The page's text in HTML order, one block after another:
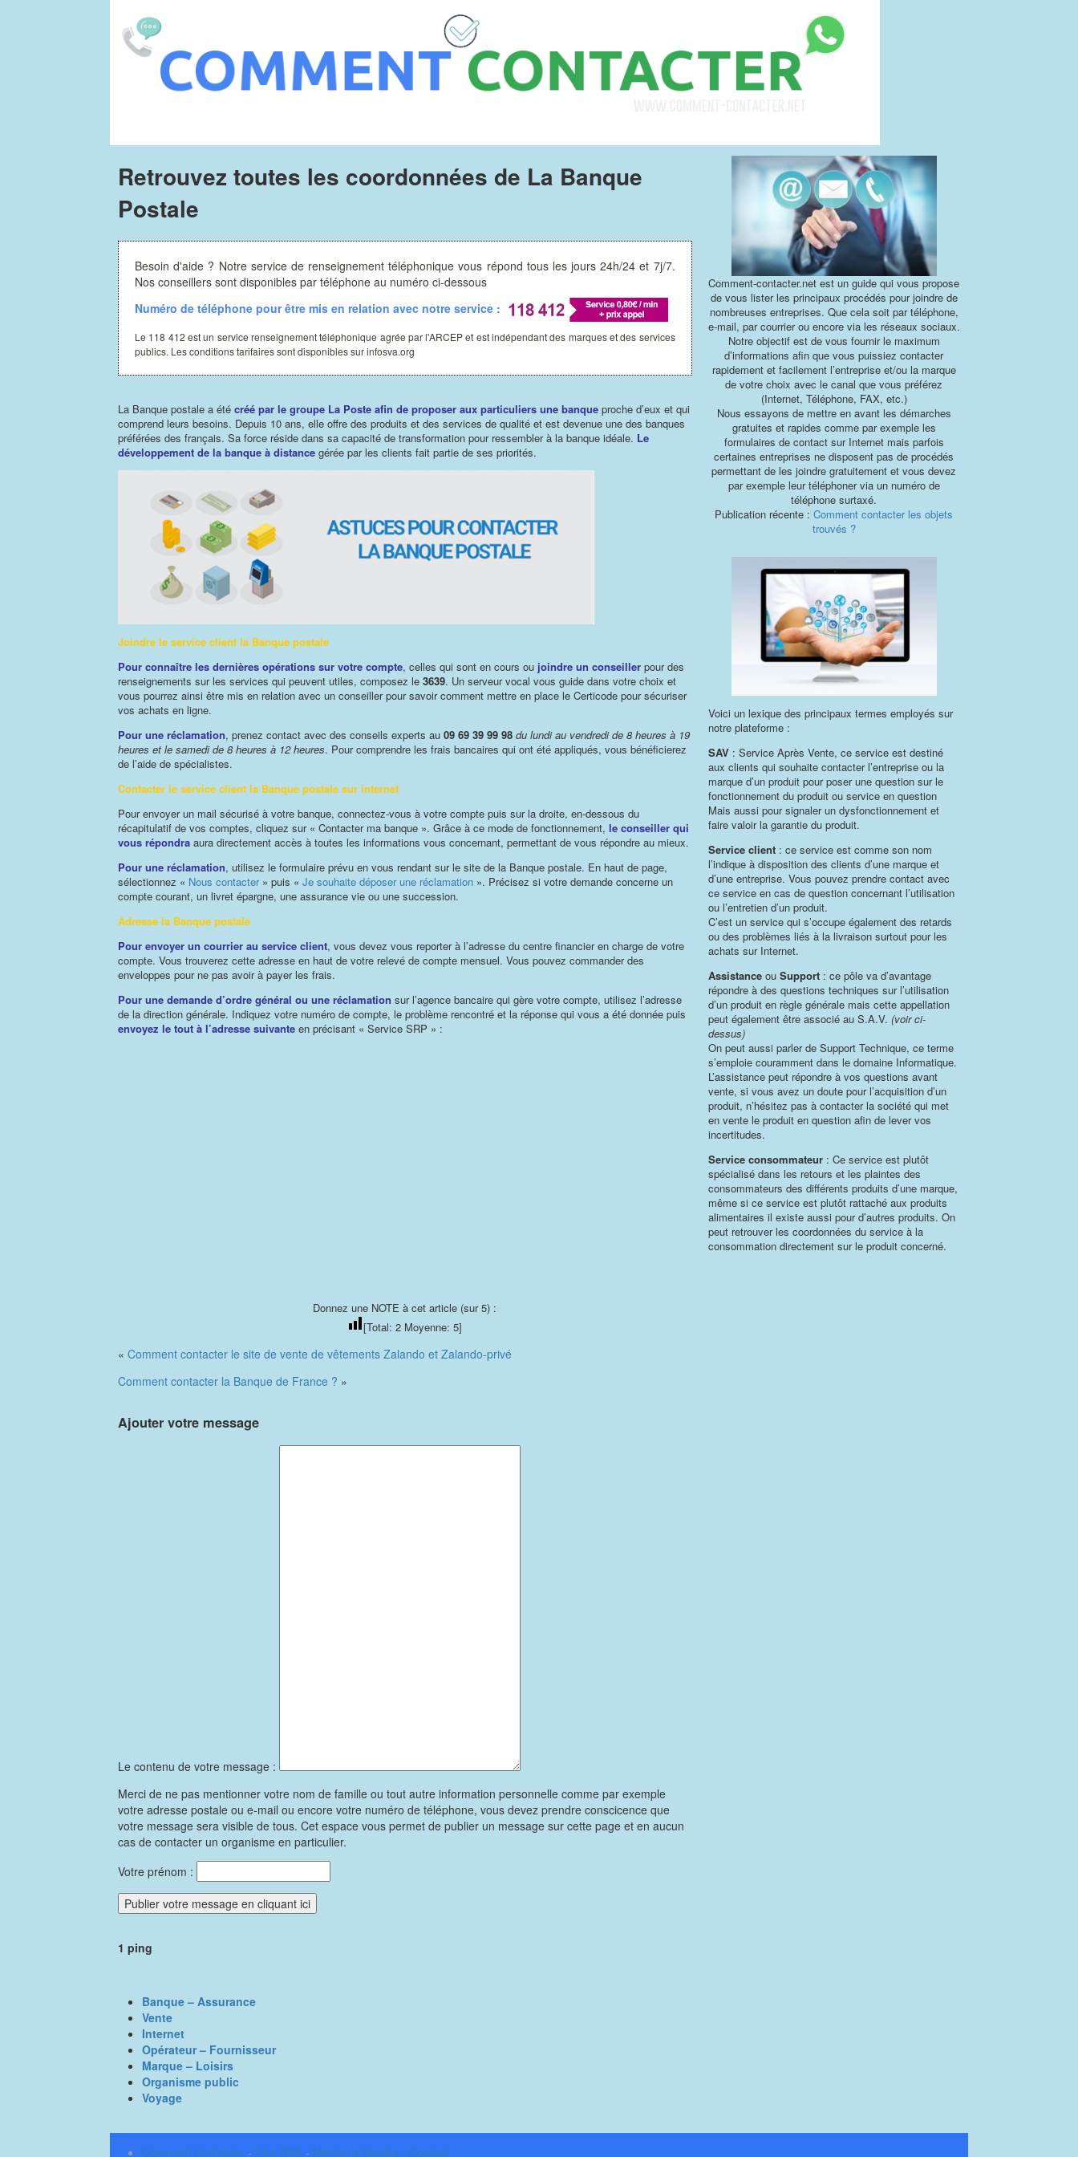
Retrouvez toutes les coordonnées de La Banque
Postale
Besoin d'aide ? Notre service de renseignement téléphonique vous répond tous les jours 24h/24 et 7j/7.
Nos conseillers sont disponibles par téléphone au numéro ci-dessous
Numéro de téléphone pour être mis en relation avec notre service :
Le 118 412 est un service renseignement téléphonique agrée par l'ARCEP et est indépendant des marques et des services
publics. Les conditions tarifaires sont disponibles sur infosva.org
La Banque postale a été créé par le groupe La Poste afin de proposer aux particuliers une banque proche d’eux et qui
comprend leurs besoins. Depuis 10 ans, elle offre des produits et des services de qualité et est devenue une des banques
préférées des français. Sa force réside dans sa capacité de transformation pour ressembler à la banque idéale. Le
développement de la banque à distance gérée par les clients fait partie de ses priorités.
Joindre le service client la Banque postale
Pour connaître les dernières opérations sur votre compte, celles qui sont en cours ou joindre un conseiller pour des
renseignements sur les services qui peuvent utiles, composez le 3639. Un serveur vocal vous guide dans votre choix et
vous pourrez ainsi être mis en relation avec un conseiller pour savoir comment mettre en place le Certicode pour sécuriser
vos achats en ligne.
Pour une réclamation, prenez contact avec des conseils experts au 09 69 39 99 98 du lundi au vendredi de 8 heures à 19
heures et le samedi de 8 heures à 12 heures. Pour comprendre les frais bancaires qui ont été appliqués, vous bénéficierez
de l’aide de spécialistes.
Contacter le service client la Banque postale sur internet
Pour envoyer un mail sécurisé à votre banque, connectez-vous à votre compte puis sur la droite, en-dessous du
récapitulatif de vos comptes, cliquez sur « Contacter ma banque ». Grâce à ce mode de fonctionnement, le conseiller qui
vous répondra aura directement accès à toutes les informations vous concernant, permettant de vous répondre au mieux.
Pour une réclamation, utilisez le formulaire prévu en vous rendant sur le site de la Banque postale. En haut de page,
sélectionnez « Nous contacter» puis « Je souhaite déposer une réclamation ». Précisez si votre demande concerne un
compte courant, un livret épargne, une assurance vie ou une succession.
Adresse la Banque postale
Pour envoyer un courrier au service client, vous devez vous reporter à l’adresse du centre financier en charge de votre
compte. Vous trouverez cette adresse en haut de votre relevé de compte mensuel. Vous pouvez commander des
enveloppes pour ne pas avoir à payer les frais.
Pour une demande d’ordre général ou une réclamation sur l’agence bancaire qui gère votre compte, utilisez l’adresse
de la direction générale. Indiquez votre numéro de compte, le problème rencontré et la réponse qui vous a été donnée puis
envoyez le tout à l’adresse suivante en précisant « Service SRP » :
Donnez une NOTE à cet article (sur 5) :
[Total:2 Moyenne:5]
« Comment contacter le site de vente de vêtements Zalando et Zalando-privé
Comment contacter la Banque de France ? »
Ajouter votre message
Le contenu de votre message :
Merci de ne pas mentionner votre nom de famille ou tout autre information personnelle comme par exemple
votre adresse postale ou e-mail ou encore votre numéro de téléphone, vous devez prendre conscicence que
votre message sera visible de tous. Cet espace vous permet de publier un message sur cette page et en aucun
cas de contacter un organisme en particulier.
Votre prénom :
1 ping
Comment-contacter.net est un guide qui vous propose
de vous lister les principaux procédés pour joindre de
nombreuses entreprises. Que cela soit par téléphone,
e-mail, par courrier ou encore via les réseaux sociaux.
Notre objectif est de vous fournir le maximum
d’informations afin que vous puissiez contacter
rapidement et facilement l’entreprise et/ou la marque
de votre choix avec le canal que vous préférez
(Internet, Téléphone, FAX, etc.)
Nous essayons de mettre en avant les démarches
gratuites et rapides comme par exemple les
formulaires de contact sur Internet mais parfois
certaines entreprises ne disposent pas de procédés
permettant de les joindre gratuitement et vous devez
par exemple leur téléphoner via un numéro de
téléphone surtaxé.
Publication récente :Comment contacter les objets
trouvés ?
Voici un lexique des principaux termes employés sur
notre plateforme :
SAV: Service Après Vente, ce service est destiné
aux clients qui souhaite contacter l’entreprise ou la
marque d’un produit pour poser une question sur le
fonctionnement du produit ou service en question
Mais aussi pour signaler un dysfonctionnement et
faire valoir la garantie du produit.
Service client: ce service est comme son nom
l’indique à disposition des clients d’une marque et
d’une entreprise. Vous pouvez prendre contact avec
ce service en cas de question concernant l’utilisation
ou l’entretien d’un produit.
C’est un service qui s’occupe également des retards
ou des problèmes liés à la livraison surtout pour les
achats sur Internet.
Assistanceou Support: ce pôle va d’avantage
répondre à des questions techniques sur l’utilisation
d’un produit en règle générale mais cette appellation
peut également être associé au S.A.V. (voir ci-
dessus)
On peut aussi parler de Support Technique, ce terme
s’emploie couramment dans le domaine Informatique.
L’assistance peut répondre à vos questions avant
vente, si vous avez un doute pour l’acquisition d’un
produit, n’hésitez pas à contacter la société qui met
en vente le produit en question afin de lever vos
incertitudes.
Service consommateur: Ce service est plutôt
spécialisé dans les retours et les plaintes des
consommateurs des différents produits d’une marque,
même si ce service est plutôt rattaché aux produits
alimentaires il existe aussi pour d’autres produits. On
peut retrouver les coordonnées du service à la
consommation directement sur le produit concerné.
Banque – Assurance
Vente
Internet
Opérateur – Fournisseur
Marque – Loisirs
Organisme public
Voyage
Comment Contacter - Flux RSS - Mentions légales - Contact